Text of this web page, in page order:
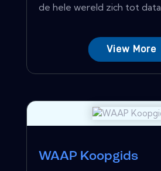
de hele wereld zich tot data...
View More
WAAP Koopgids